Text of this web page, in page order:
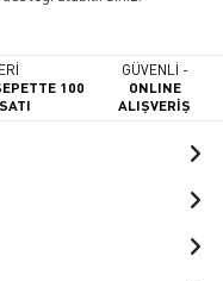
100
GÜVENLİ -
ONLINE
ALIŞVERİŞ